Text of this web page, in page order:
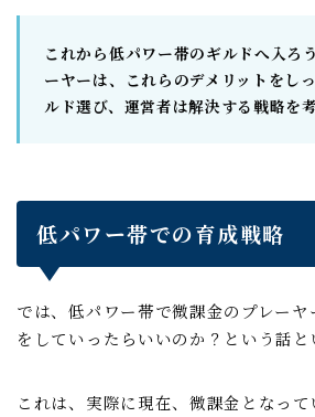
これから低パワー帯のギルドへ入ろ
ーヤーは、これらのデメリットをし
ルド選び、運営者は解決する戦略を
低パワー帯での育成戦略
では、低パワー帯で微課金のプレー
をしていったらいいのか？という話と
これは、実際に現在、微課金となっ